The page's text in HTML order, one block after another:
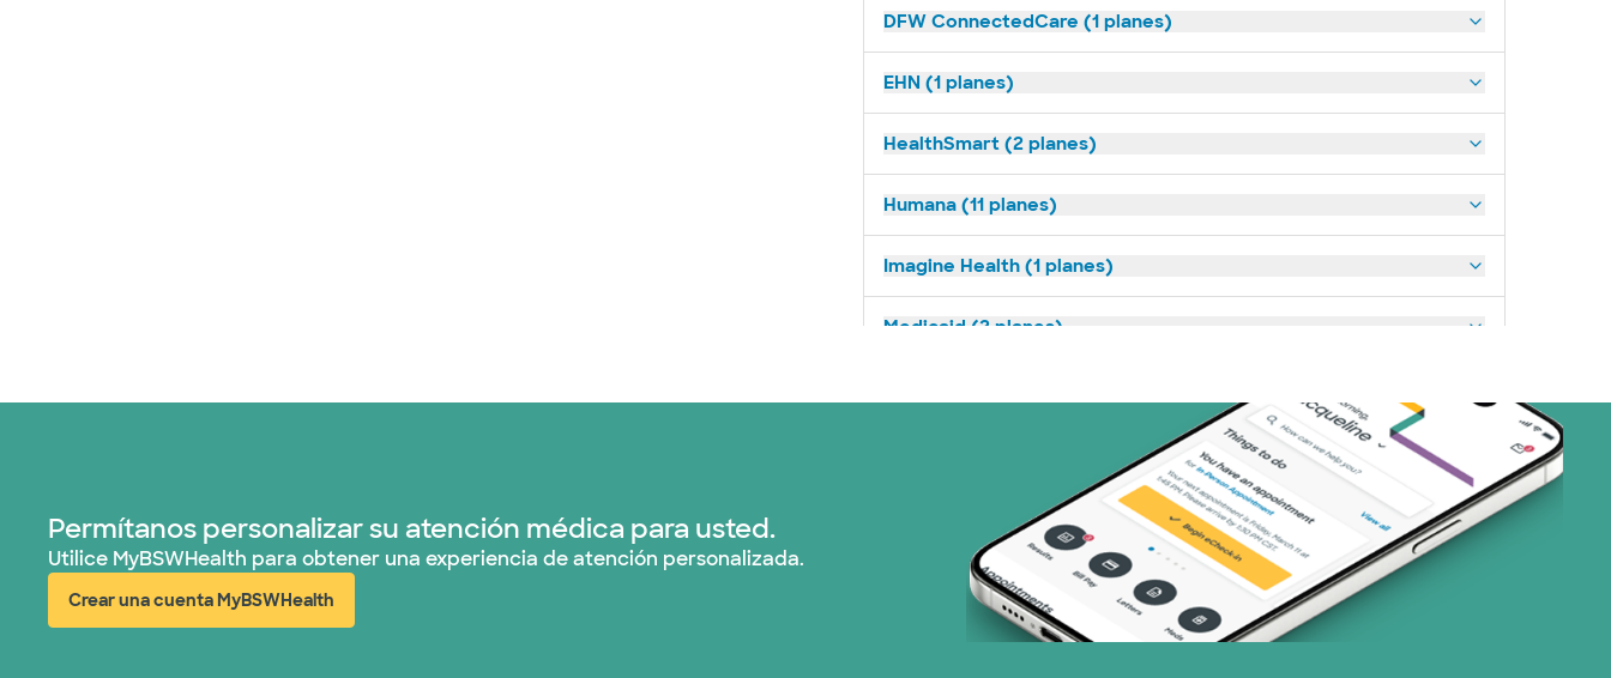
DFW ConnectedCare (1 planes)
EHN (1 planes)
HealthSmart (2 planes)
Humana (11 planes)
Imagine Health (1 planes)
Medicaid (2 planes)
Nebraska Furniture Mart (3 planes)
Red PHCS (1 planes)
Prism Electric (1 planes)
Plan de Salud Superior (18 planes)
Permítanos personalizar su atención médica para usted.
Utilice MyBSWHealth para obtener una experiencia de atención personalizada.
Crear una cuenta MyBSWHealth
(abre en ventana nueva)